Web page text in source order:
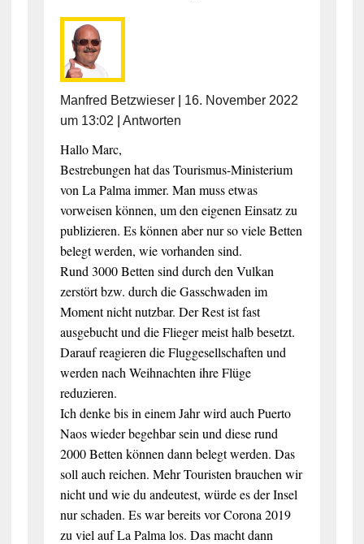
Manfred Betzwieser| 16. November 2022
um 13:02
Antworten
Hallo Marc,
Bestrebungen hat das Tourismus-Ministerium
von La Palma immer. Man muss etwas
vorweisen können, um den eigenen Einsatz zu
publizieren. Es können aber nur so viele Betten
belegt werden, wie vorhanden sind.
Rund 3000 Betten sind durch den Vulkan
zerstört bzw. durch die Gasschwaden im
Moment nicht nutzbar. Der Rest ist fast
ausgebucht und die Flieger meist halb besetzt.
Darauf reagieren die Fluggesellschaften und
werden nach Weihnachten ihre Flüge
reduzieren.
Ich denke bis in einem Jahr wird auch Puerto
Naos wieder begehbar sein und diese rund
2000 Betten können dann belegt werden. Das
soll auch reichen. Mehr Touristen brauchen wir
nicht und wie du andeutest, würde es der Insel
nur schaden. Es war bereits vor Corona 2019
zu viel auf La Palma los. Das macht dann